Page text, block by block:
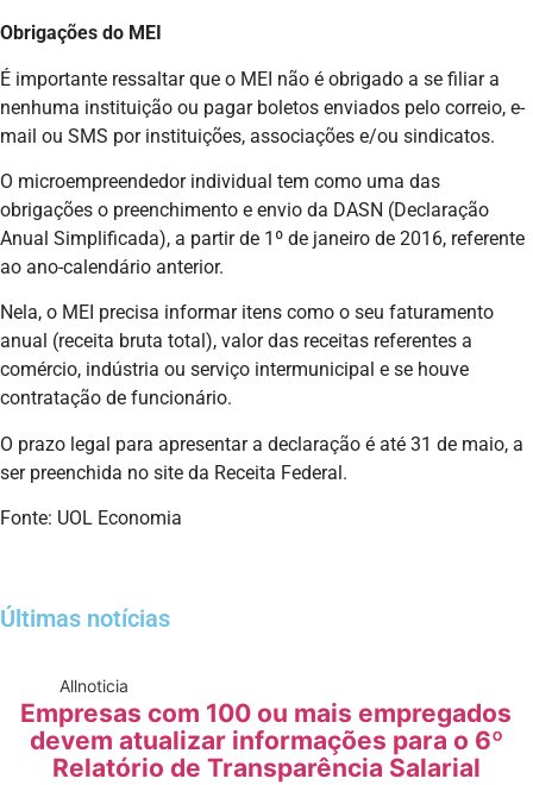
Obrigações do MEI
É importante ressaltar que o MEI não é obrigado a se filiar a
nenhuma instituição ou pagar boletos enviados pelo correio, e-
mail ou SMS por instituições, associações e/ou sindicatos.
O microempreendedor individual tem como uma das
obrigações o preenchimento e envio da DASN (Declaração
Anual Simplificada), a partir de 1º de janeiro de 2016, referente
ao ano-calendário anterior.
Nela, o MEI precisa informar itens como o seu faturamento
anual (receita bruta total), valor das receitas referentes a
comércio, indústria ou serviço intermunicipal e se houve
contratação de funcionário.
O prazo legal para apresentar a declaração é até 31 de maio, a
ser preenchida no site da Receita Federal.
Fonte: UOL Economia
Últimas notícias
Allnoticia
Empresas com 100 ou mais empregados
devem atualizar informações para o 6º
Relatório de Transparência Salarial